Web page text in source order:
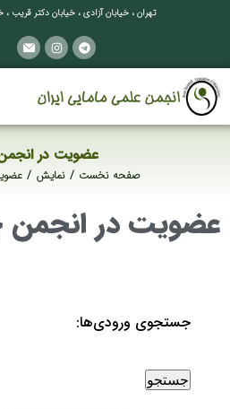
تهران ، خیابان آزادی ، خیابان دکتر قریب ،
عضویت در
صفحه نخست نمایش
عضویت در انجمن
جستجوی ورودی‌ها: